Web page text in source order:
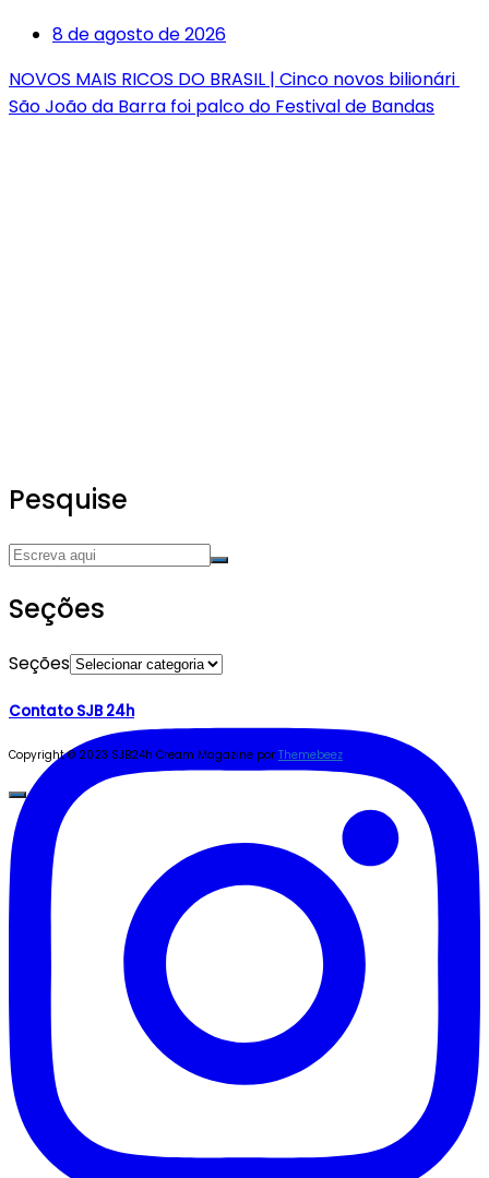
8 de agosto de 2026
NOVOS MAIS RICOS DO BRASIL | Cinco novos bilionári
São João da Barra foi palco do Festival de Bandas
Pesquise
Seções
Seções
Contato SJB 24h
Copyright © 2023 SJB24h Cream Magazine por Themebeez